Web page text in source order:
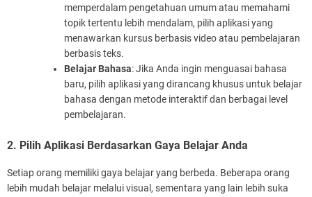
memperdalam pengetahuan umum atau memahami
topik tertentu lebih mendalam, pilih aplikasi yang
menawarkan kursus berbasis video atau pembelajaran
berbasis teks.
Belajar Bahasa: Jika Anda ingin menguasai bahasa
baru, pilih aplikasi yang dirancang khusus untuk belajar
bahasa dengan metode interaktif dan berbagai level
pembelajaran.
2. Pilih Aplikasi Berdasarkan Gaya Belajar Anda
Setiap orang memiliki gaya belajar yang berbeda. Beberapa orang
lebih mudah belajar melalui visual, sementara yang lain lebih suka